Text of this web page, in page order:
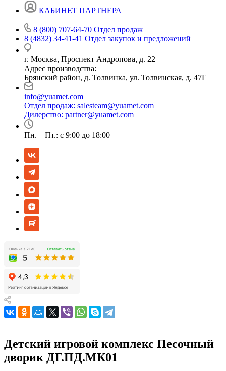
КАБИНЕТ ПАРТНЕРА
8 (800) 707-64-70 Отдел продаж
8 (4832) 34-41-41 Отдел закупок и предложений
г. Москва, Проспект Андропова, д. 22
Адрес производства:
Брянский район, д. Толвинка, ул. Толвинская, д. 47Г
info@yuamet.com
Отдел продаж: salesteam@yuamet.com
Дилерство: partner@yuamet.com
Пн. – Пт.: с 9:00 до 18:00
Детский игровой комплекс Песочный
дворик ДГ.ПД.МК01